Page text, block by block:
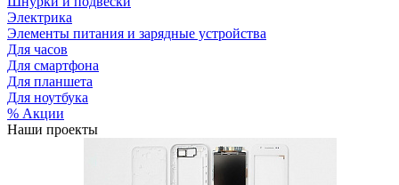
Электрика
Элементы питания и зарядные устройства
Для часов
Для смартфона
Для планшета
Для ноутбука
% Акции
Наши проекты